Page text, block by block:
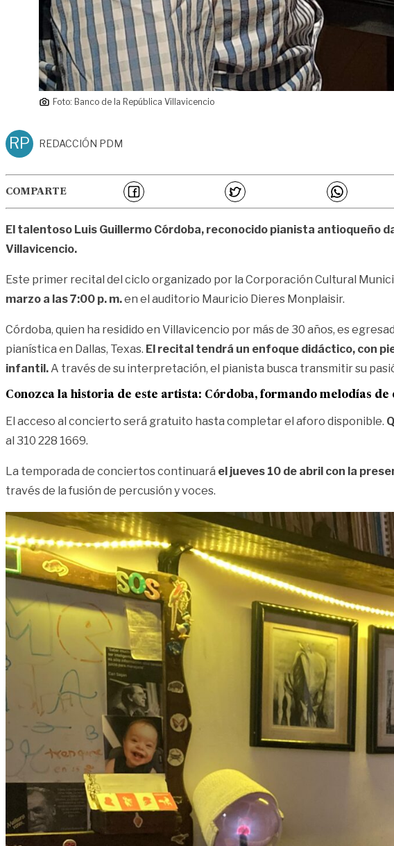
Foto: Banco de la República Villavicencio
RP REDACCIÓN PDM
COMPARTE
El talentoso Luis Guillermo Córdoba, reconocido pianista antioqueño
Villavicencio.
Este primer recital del ciclo organizado por la Corporación Cultural
marzo a las 7:00 p. m.en el auditorio Mauricio Dieres Monplaisir.
Córdoba, quien ha residido en Villavicencio por más de 30 años, es
pianística en Dallas, Texas. El recital tendrá un enfoque didáctico, con
infantil. A través de su interpretación, el pianista busca transmitir su
Conozca la historia de este artista: Córdoba, formando melodías de
El acceso al concierto será gratuito hasta completar el aforo disponible.
al 310 228 1669.
La temporada de conciertos continuará el jueves 10 de abril con la
través de la fusión de percusión y voces.